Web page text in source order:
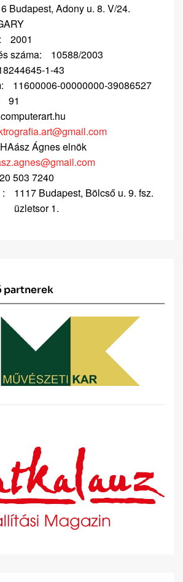
Budapest, Adony u. 8. V/24.
2001
száma:
10588/2003
1-43
11600006-00000000-39086527
91
HAász Ágnes elnök
503 7240
1117 Budapest, Bölcső u. 9. fsz.
üzletsor 1.
partnerek